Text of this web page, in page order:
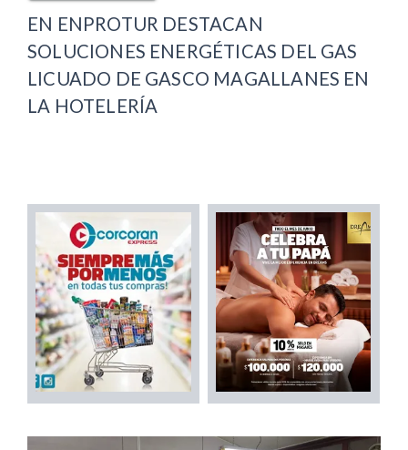
EN ENPROTUR DESTACAN
SOLUCIONES ENERGÉTICAS DEL GAS
LICUADO DE GASCO MAGALLANES EN
LA HOTELERÍA